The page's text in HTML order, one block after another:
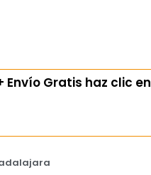
Envío Gratis haz clic en